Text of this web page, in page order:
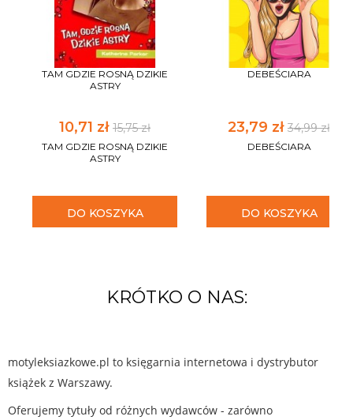
TAM GDZIE ROSNĄ DZIKIE
ASTRY
10,71 zł 15,75 zł
TAM GDZIE ROSNĄ DZIKIE
ASTRY
DO KOSZYKA
DEBEŚCIARA
23,79 zł 34,99 zł
DEBEŚCIARA
DO KOSZYKA
KRÓTKO O NAS:
motyleksiazkowe.pl to księgarnia internetowa i dystrybutor
książek z Warszawy.
Oferujemy tytuły od różnych wydawców - zarówno